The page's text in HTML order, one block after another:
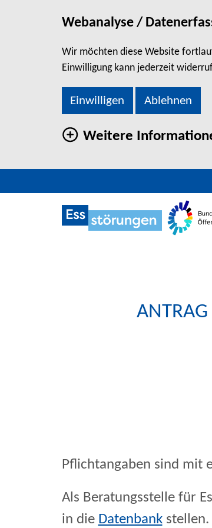
Webanalyse /
Wir möchten diese Website
Einwilligung kann jederzeit
Einwilligen Ablehnen
Weitere
Pflichtangaben sind mit
Als Beratungsstelle für
in die Datenbankstellen.